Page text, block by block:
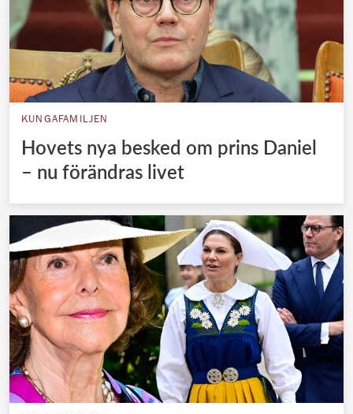
KUNGAFAMILJEN
Hovets nya besked om prins Daniel
– nu förändras livet